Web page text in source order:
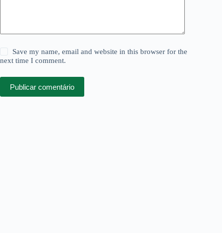
Save my name, email and website in this browser for the
next time I comment.
Publicar comentário